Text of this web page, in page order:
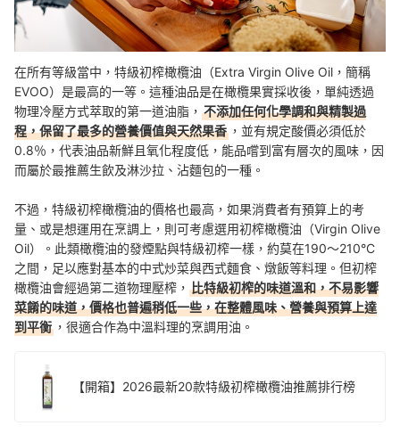
在所有等級當中，特級初榨橄欖油（Extra Virgin Olive Oil，簡稱
EVOO）是最高的一等。這種油品是在橄欖果實採收後，單純透過
物理冷壓方式萃取的第一道油脂， 不添加任何化學調和與精製過
程，保留了最多的營養價值與天然果香 ，並有規定酸價必須低於
0.8％，代表油品新鮮且氧化程度低，能品嚐到富有層次的風味，因
而屬於最推薦生飲及淋沙拉、沾麵包的一種。
不過，特級初榨橄欖油的價格也最高，如果消費者有預算上的考
量、或是想運用在烹調上，則可考慮選用初榨橄欖油（Virgin Olive
Oil）。此類橄欖油的發煙點與特級初榨一樣，約莫在190～210°C
之間，足以應對基本的中式炒菜與西式麵食、燉飯等料理。但初榨
橄欖油會經過第二道物理壓榨， 比特級初榨的味道溫和，不易影響
菜餚的味道，價格也普遍稍低一些，在整體風味、營養與預算上達
到平衡 ，很適合作為中溫料理的烹調用油。
【開箱】2026最新20款特級初榨橄欖油推薦排行榜